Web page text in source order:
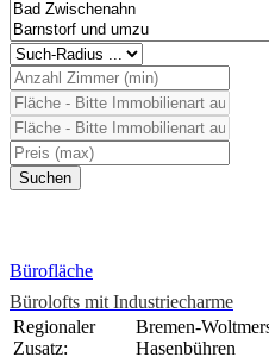
Bürofläche
Bürolofts mit Industriecharme
Regionaler
Zusatz:
Bremen-
Hasenbühren